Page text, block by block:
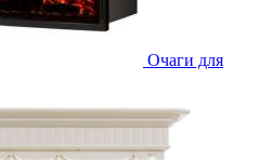
Очаги для